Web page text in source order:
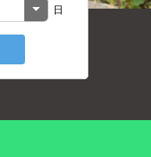
日